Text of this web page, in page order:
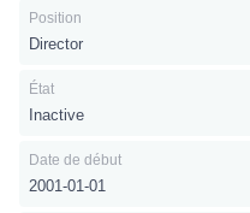
Position
Director
État
Inactive
Date de début
2001-01-01